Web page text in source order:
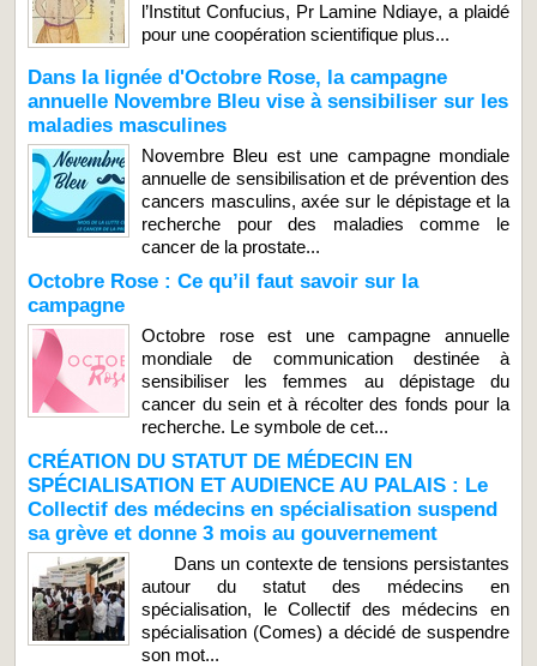
l’Institut Confucius, Pr Lamine Ndiaye, a plaidé
pour une coopération scientifique plus...
Dans la lignée d'Octobre Rose, la campagne
annuelle Novembre Bleu vise à sensibiliser sur les
maladies masculines
Novembre Bleu est une campagne mondiale
annuelle de sensibilisation et de prévention des
cancers masculins, axée sur le dépistage et la
recherche pour des maladies comme le
cancer de la prostate...
Octobre Rose : Ce qu’il faut savoir sur la
campagne
Octobre rose est une campagne annuelle
mondiale de communication destinée à
sensibiliser les femmes au dépistage du
cancer du sein et à récolter des fonds pour la
recherche. Le symbole de cet...
CRÉATION DU STATUT DE MÉDECIN EN
SPÉCIALISATION ET AUDIENCE AU PALAIS : Le
Collectif des médecins en spécialisation suspend
sa grève et donne 3 mois au gouvernement
Dans un contexte de tensions persistantes
autour du statut des médecins en
spécialisation, le Collectif des médecins en
spécialisation (Comes) a décidé de suspendre
son mot...